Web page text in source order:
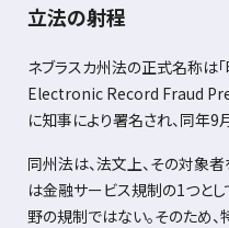
立法の射程
ネブラスカ州法の正式名称は
Electronic Record Fraud
に知事により署名され、同年9
同州法は、法文上、その対象
は金融サービス規制の1つと
野の規制ではない。そのため